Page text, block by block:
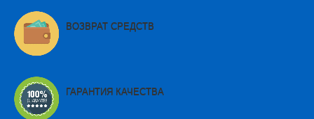
ВОЗВРАТ СРЕДСТВ
ГАРАНТИЯ КАЧЕСТВА